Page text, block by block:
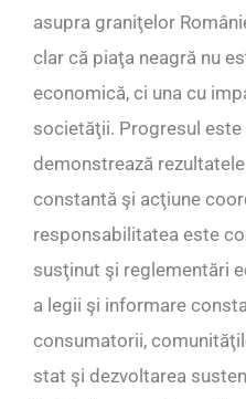
asupra graniţelor
clar că piaţa neagră nu
economică, ci una cu
societăţii. Progresul
demonstrează
constantă şi acţiune
responsabilitatea este
susţinut şi reglementări
a legii şi informare
consumatorii,
stat şi dezvoltarea